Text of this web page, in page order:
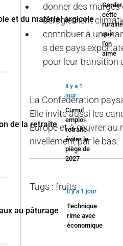
donner des
dérèglement
contribuer à une
s des pays
pour leur transition
La Confédération
Elle invite aussi les
Europe et à œuvrer au
nivellement par le bas.
Tags :fruits
Garder
cette
ruralité
que
l’on
aime
Il y a 1
jour
Cumul
emploi-
retraite :
éviter le
piège de
2027
Il y a 1 jour
Technique
rime avec
économique